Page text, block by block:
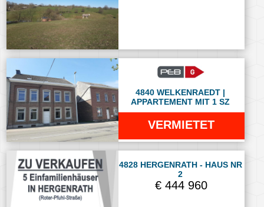
4840 WELKENRAEDT |
APPARTEMENT MIT 1 SZ
VERMIETET
4828 HERGENRATH - HAUS NR
2
€ 444 960